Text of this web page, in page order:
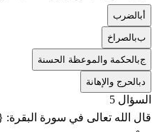
بالضرب
ببالصراخ
جبالحكمة والموعظة الحسنة
بالحرج والإهانة
السؤال 5
قال الله تعالى في سورة البقرة: